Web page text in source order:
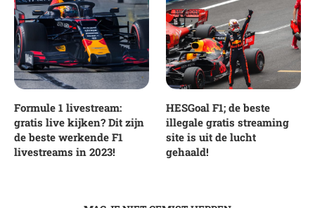
Formule 1 livestream:
gratis live kijken? Dit zijn
de beste werkende F1
livestreams in 2023!
HESGoal F1; de beste
illegale gratis streaming
site is uit de lucht
gehaald!